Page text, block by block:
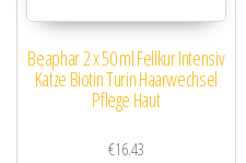
Beaphar 2 x 50 ml Fellkur Intensiv
Katze Biotin Turin Haarwechsel
Pflege Haut
€16.43